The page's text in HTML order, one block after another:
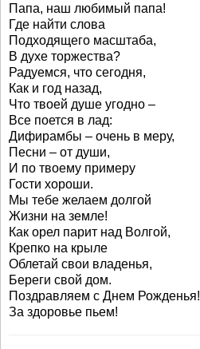
Папа, наш любимый папа!
Где найти слова
Подходящего масштаба,
В духе торжества?
Радуемся, что сегодня,
Как и год назад,
Что твоей душе угодно –
Все поется в лад:
Дифирамбы – очень в меру,
Песни – от души,
И по твоему примеру
Гости хороши.
Мы тебе желаем долгой
Жизни на земле!
Как орел парит над Волгой,
Крепко на крыле
Облетай свои владенья,
Береги свой дом.
Поздравляем с Днем Рожденья!
За здоровье пьем!